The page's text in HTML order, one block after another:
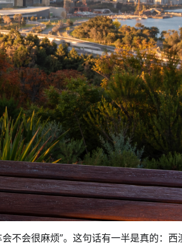
不会很麻烦”。这句话有一半是真的：西